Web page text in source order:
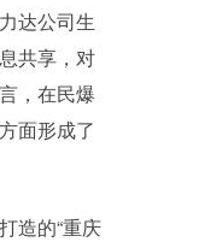
达公司生
共享，对
，在民爆
面形成了
造的“重庆